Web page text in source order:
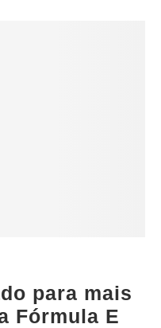
para mais
Fórmula E